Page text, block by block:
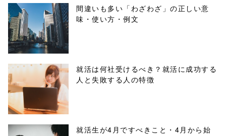
ml/wp-
content/themes
/tapbiz_theme/
parts/sns-
buttons.php on
line10
/1016456"
間違いも多い「わざわざ」の正しい意
味・使い方・例文
就活は何社受けるべき？就活に成功する
人と失敗する人の特徴
就活生が4月ですべきこと・4月から始